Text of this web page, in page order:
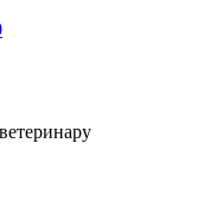
ветеринару